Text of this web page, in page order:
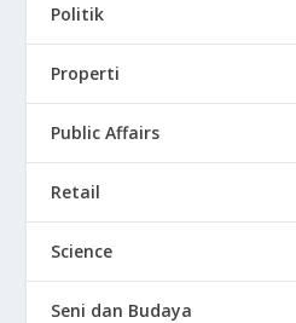
Politik
Properti
Public Affairs
Retail
Science
Seni dan Budaya